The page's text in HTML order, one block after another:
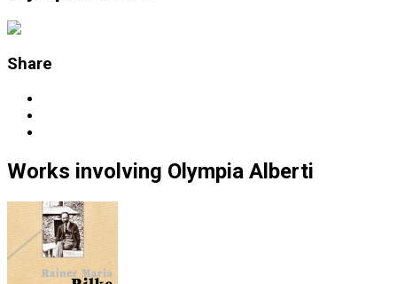
Share
Works involving Olympia Alberti